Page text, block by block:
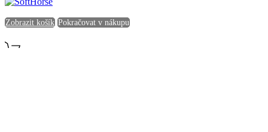
Zobrazit košík Pokračovat v nákupu